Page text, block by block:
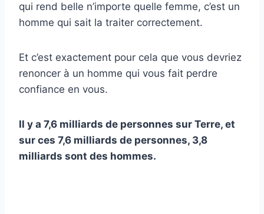
qui rend belle n’importe quelle femme, c’est un
homme qui sait la traiter correctement.
Et c’est exactement pour cela que vous devriez
renoncer à un homme qui vous fait perdre
confiance en vous.
Il y a 7,6 milliards de personnes sur Terre, et
sur ces 7,6 milliards de personnes, 3,8
milliards sont des hommes.